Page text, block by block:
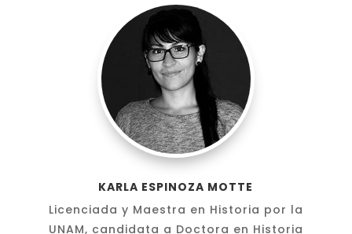
KARLA ESPINOZA MOTTE
Licenciada y Maestra en Historia por la
UNAM, candidata a Doctora en Historia